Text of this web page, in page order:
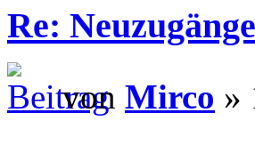
Re:
von Mirco »